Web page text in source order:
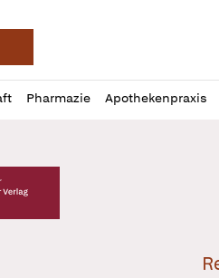
Pharmazie Apothekenpraxis
Verlag Logo